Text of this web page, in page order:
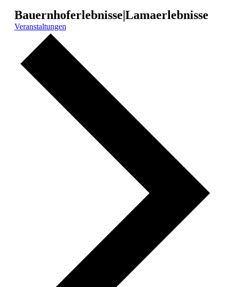
Bauernhoferlebnisse|Lamaerlebnisse
Veranstaltungen